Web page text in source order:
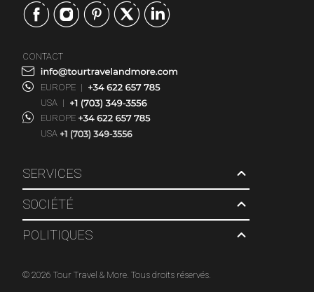
SERVICES
SOCIÉTÉ
POLITIQUES
CONTACT
EUROPE |
USA |
EUROPE
USA
© 2026 Tour Travel & More. Tous droits réservés.